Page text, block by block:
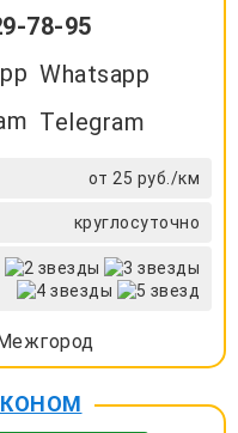
78-95
Whatsapp
Telegram
от 25 руб./км
круглосуточно
Межгород